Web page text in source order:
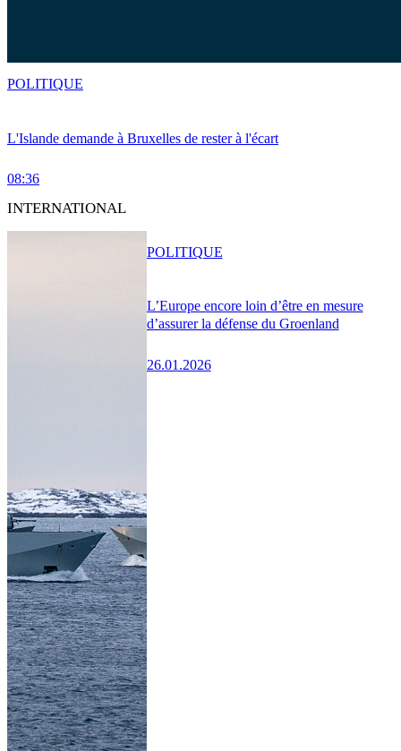
L'Islande demande à Bruxelles de rester à l'écart
08:36
POLITIQUE
INTERNATIONAL
L’Europe encore loin d’être en mesure
d’assurer la défense du Groenland
26.01.2026
POLITIQUE